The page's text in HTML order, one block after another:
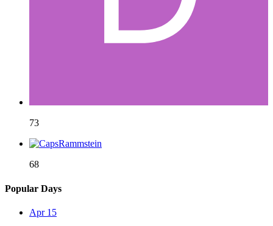
73
68
Popular Days
Apr 15